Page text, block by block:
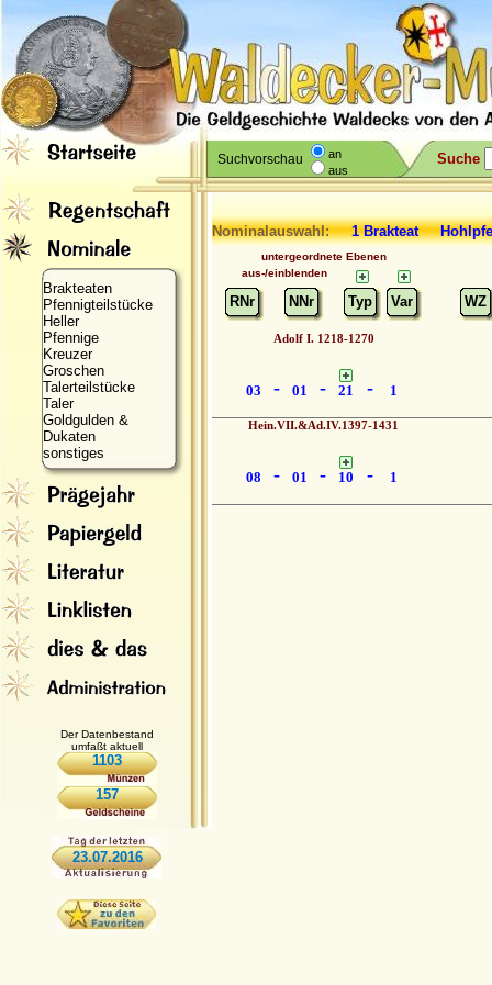
Suchvorschau
an
aus
Suche
Brakteaten
Pfennigteilstücke
Heller
Pfennige
Kreuzer
Groschen
Talerteilstücke
Taler
Goldgulden &
Dukaten
sonstiges
Der Datenbestand
umfaßt aktuell
1103
157
23.07.2016
Nominalauswahl:1 Brakteat
untergeordnete Ebenen
aus-/einblenden
RNr NNr Typ Var WZ
Adolf I. 1218-1270
03 - 01 - 21 - 1
Hein.VII.&Ad.IV.1397-1431
08 - 01 - 10 - 1